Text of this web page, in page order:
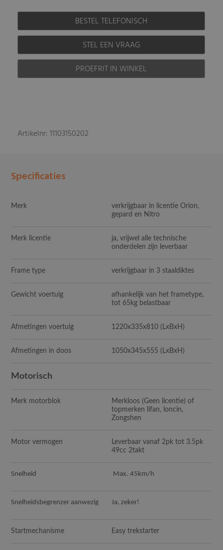
BESTEL TELEFONISCH
STEL EEN VRAAG
PROEFRIT IN WINKEL
Artikelnr: 11103150202
Specificaties
Merk
verkrijgbaar in licentie Orion,
gepard en Nitro
Merk licentie
ja, vrijwel alle technische
onderdelen zijn leverbaar
Frame type verkrijgbaar in 3 staaldiktes
Gewicht voertuig
afhankelijk van het frametype,
tot 65kg belastbaar
Afmetingen voertuig 1220x335x810 (LxBxH)
Afmetingen in doos 1050x345x555 (LxBxH)
Motorisch
Merk motorblok
Merkloos (Geen licentie) of
topmerken lifan, loncin,
Zongshen
Motor vermogen
Leverbaar vanaf 2pk tot 3.5pk
49cc 2takt
Snelheid Max. 45km/h
Snelheidsbegrenzer aanwezig Ja, zeker!
Startmechanisme Easy trekstarter